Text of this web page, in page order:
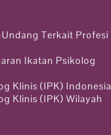
Terkait Profesi
Ikatan Psikolog
Klinis (IPK) Indonesia
Klinis (IPK) Wilayah